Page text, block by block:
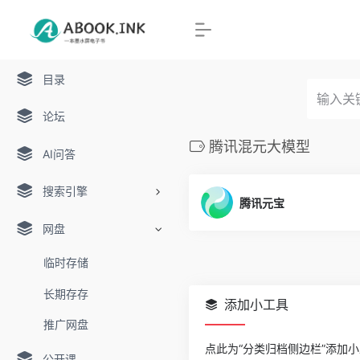
目录
论坛
AI问答
搜索引擎
网盘
临时存储
长期存存
推广网盘
腾讯混元大模型
腾讯元宝
添加小工具
点此为“分类归档侧边栏”添加